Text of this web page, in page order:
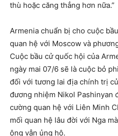
thù hoặc căng thẳng hơn nữa.”
Armenia chuẩn bị cho cuộc
quan hệ với Moscow và
Cuộc bầu cử quốc hội của
ngày mai 07/6 sẽ là cuộc bỏ
đối với tương lai địa chính trị
đương nhiệm Nikol Pashinyan
cường quan hệ với Liên Minh
mối quan hệ lâu đời với Nga
ông vẫn ủng hộ.